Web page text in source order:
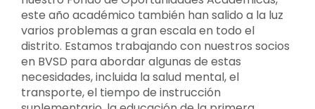
este año académico también han salido a la luz
varios problemas a gran escala en todo el
distrito. Estamos trabajando con nuestros socios
en BVSD para abordar algunas de estas
necesidades, incluida la salud mental, el
transporte, el tiempo de instrucción